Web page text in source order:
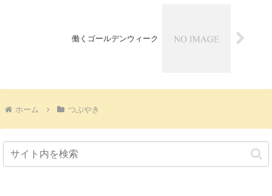
働くゴールデンウィーク
ホーム つぶやき